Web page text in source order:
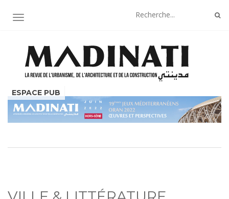
AFFICHER/MASQUER LA NAVIGATION